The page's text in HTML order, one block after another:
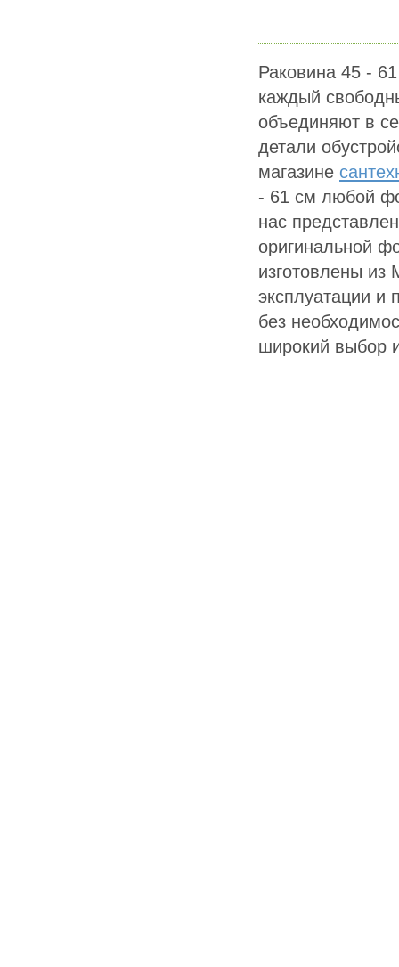
Раковина 45 -
каждый
объединяют в
детали
магазине
- 61 см любой
нас
оригинальной
изготовлены
эксплуатации и
без
широкий выбор